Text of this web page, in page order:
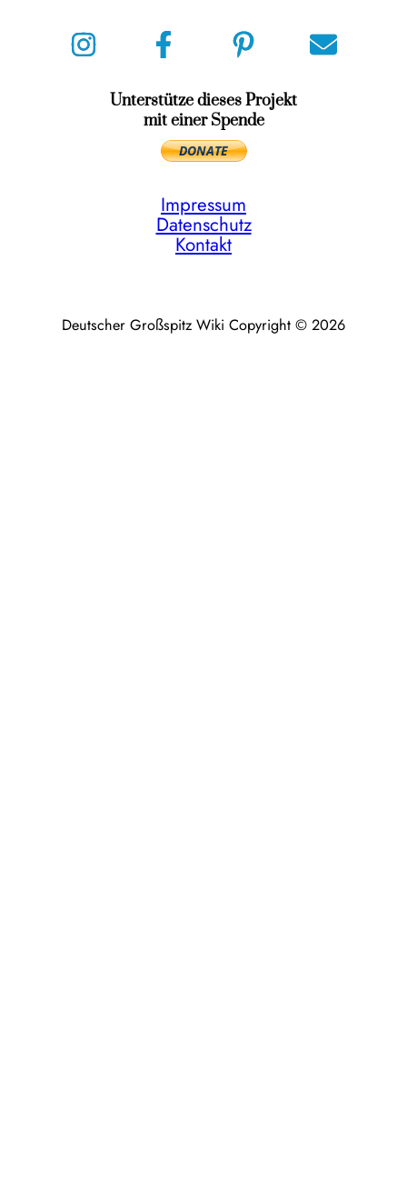
Unterstütze dieses Projekt
mit einer Spende
Impressum
Datenschutz
Kontakt
Deutscher Großspitz Wiki Copyright © 2026